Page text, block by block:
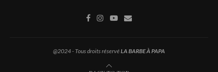
@2024 - Tous droits réservéLA BARBE À PAPA